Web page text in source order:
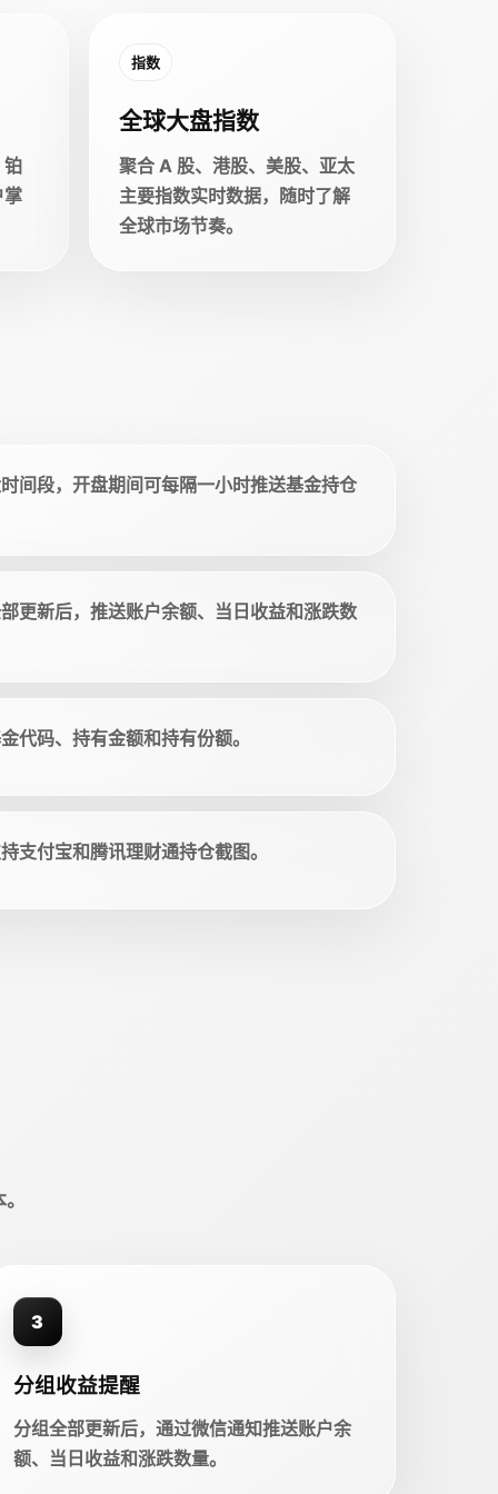
铂
掌
指数
全球大盘指数
聚合 A 股、港股、美股、亚太
主要指数实时数据，随时了解
全球市场节奏。
间段，开盘期间可每隔一小时推送基金持仓
更新后，推送账户余额、当日收益和涨跌数
代码、持有金额和持有份额。
支付宝和腾讯理财通持仓截图。
3
分组收益提醒
分组全部更新后，通过微信通知推送账户余
额、当日收益和涨跌数量。